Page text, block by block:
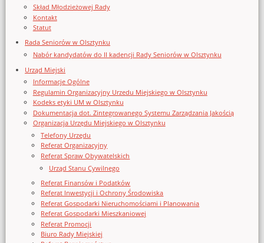
Skład Młodzieżowej Rady
Kontakt
Statut
Rada Seniorów w Olsztynku
Nabór kandydatów do II kadencji Rady Seniorów w Olsztynku
Urząd Miejski
Informacje Ogólne
Regulamin Organizacyjny Urzedu Miejskiego w Olsztynku
Kodeks etyki UM w Olsztynku
Dokumentacja dot. Zintegrowanego Systemu Zarządzania Jakością
Organizacja Urzędu Miejskiego w Olsztynku
Telefony Urzędu
Referat Organizacyjny
Referat Spraw Obywatelskich
Urząd Stanu Cywilnego
Referat Finansów i Podatków
Referat Inwestycji i Ochrony Środowiska
Referat Gospodarki Nieruchomościami i Planowania
Referat Gospodarki Mieszkaniowej
Referat Promocji
Biuro Rady Miejskiej